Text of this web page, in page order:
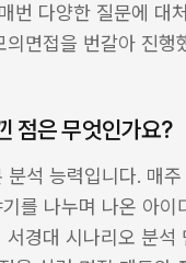
번 다양한 질문에 대
면접을 번갈아 진행
점은 무엇인가요?
석 능력입니다. 매
를 나누며 나온 아
경대 시나리오 분